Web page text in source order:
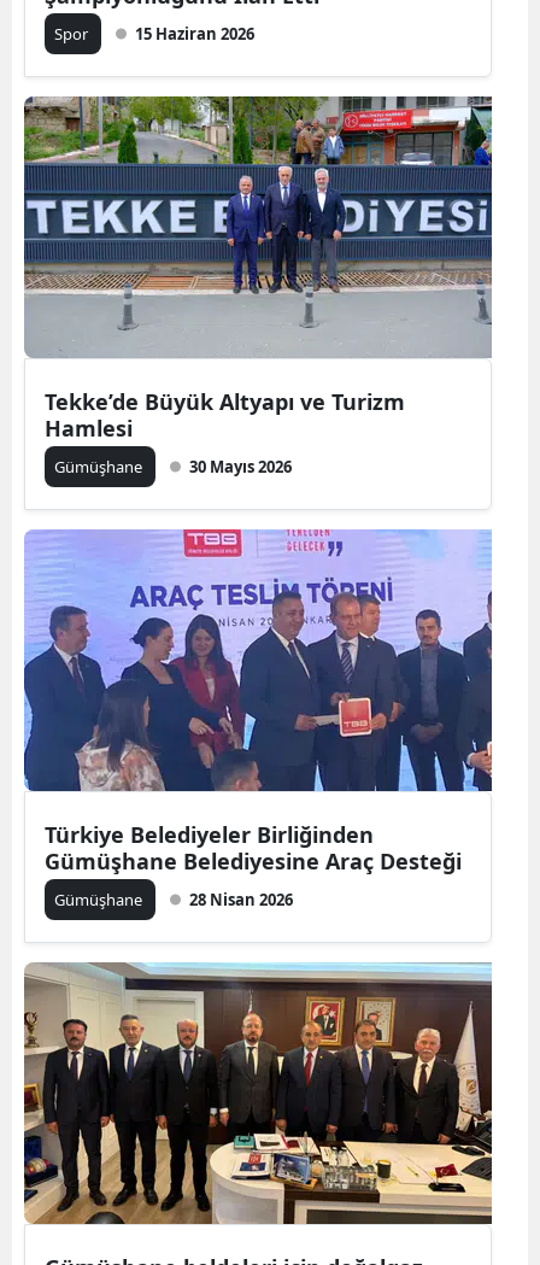
Kocaeli
Konya
Kütahya
Malatya
Manisa
Kahramanmaraş
Nevşehir
Ordu
Rize
Sakarya
Samsun
Sinop
Tekirdağ
Tokat
Trabzon
Tunceli
Şanlıurfa
Uşak
Van
Spor 15 Haziran 2026
Tekke’de Büyük Altyapı ve Turizm
Hamlesi
Gümüşhane 30 Mayıs 2026
Türkiye Belediyeler Birliğinden
Gümüşhane Belediyesine Araç Desteği
Gümüşhane 28 Nisan 2026